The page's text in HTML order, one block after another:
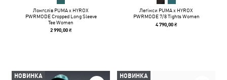
Лонгслів PUMA x HYROX
PWRMODE Cropped Long Sleeve
Tee Women
2 990,00 ₴
Легінси PUMA x HYROX
PWRMODE 7/8 Tights Women
4 790,00 ₴
НОВИНКА НОВИНКА